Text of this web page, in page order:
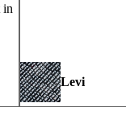
in
Levi